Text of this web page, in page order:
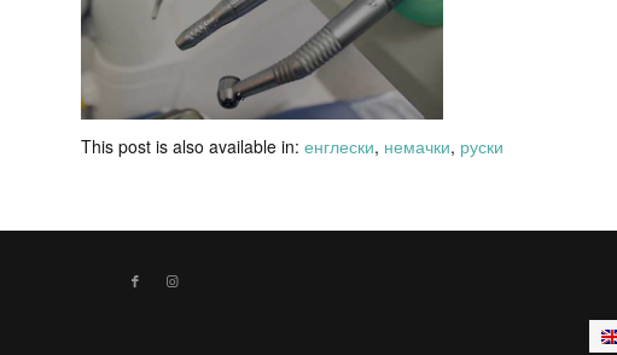
This post is also available in: енглески немачки руски